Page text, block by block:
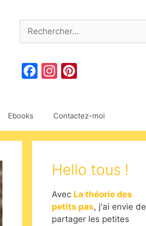
Rechercher :
Facebook
Instagram
Ebooks Contactez-moi
Hello tous !
Avec La théorie des
petits pas, j'ai envie de
partager les petites